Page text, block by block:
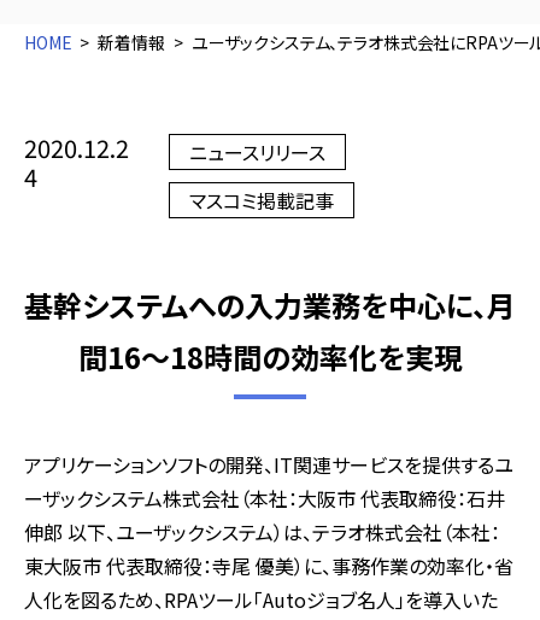
HOME 新着情報 ユーザックシステム、テラオ株式会社にRPAツー
2020.12.2
4
ニュースリリース
マスコミ掲載記事
基幹システムへの入力業務を中心に、月
間16～18時間の効率化を実現
アプリケーションソフトの開発、IT関連サービスを提供するユ
ーザックシステム株式会社（本社：大阪市 代表取締役：石井
伸郎 以下、ユーザックシステム）は、テラオ株式会社（本社：
東大阪市 代表取締役：寺尾 優美）に、事務作業の効率化・省
人化を図るため、RPAツール「Autoジョブ名人」を導入いた